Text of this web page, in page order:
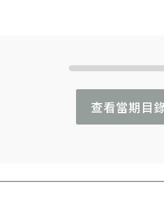
查看當期目